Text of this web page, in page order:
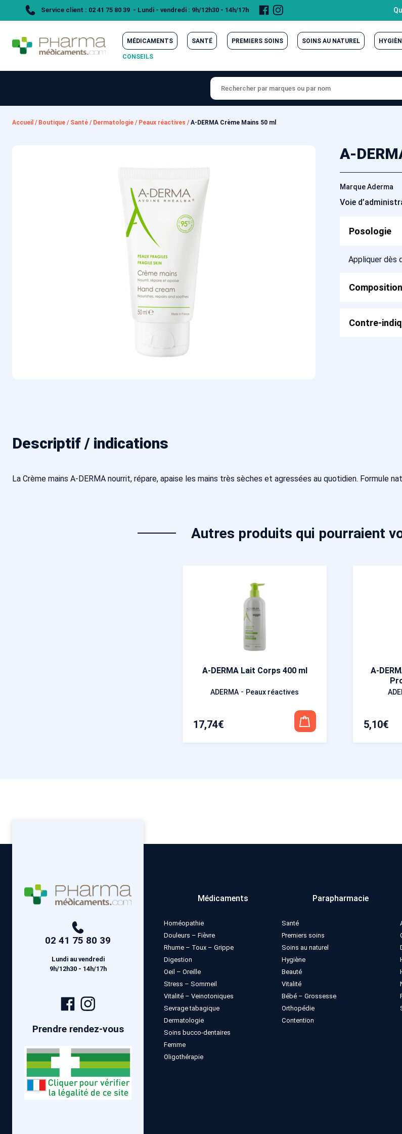
Service client : 02 41 75 80 39 - Lundi - vendredi : 9h/12h30 - 14h/17h
Page
Facebook
Instagram
MÉDICAMENTS SANTÉ PREMIERS SOINS SOINS AU NATUREL
CONSEILS
Accueil / Boutique / Santé / Dermatologie / Peaux réactives /A-DERMA Crème Mains 50 ml
A-
Marque Aderma
Voie
Posologie
Appliquer dès
Contre-
Descriptif / indications
La Crème mains A-DERMA nourrit, répare, apaise les mains très sèches et agressées au quotidien. Formule
Autres produits qui pourraient
A-DERMA Lait Corps 400 ml
ADERMA - Peaux réactives
17,74€
A-
5,10€
02 41 75 80 39
Lundi au vendredi
9h/12h30 - 14h/17h
Page
Facebook
Prendre rendez-vous
Médicaments
Homéopathie
Douleurs – Fièvre
Rhume – Toux – Grippe
Digestion
Oeil – Oreille
Stress – Sommeil
Vitalité – Veinotoniques
Sevrage tabagique
Dermatologie
Soins bucco-dentaires
Femme
Oligothérapie
Parapharmacie
Santé
Premiers soins
Soins au naturel
Hygiène
Beauté
Vitalité
Bébé – Grossesse
Orthopédie
Contention